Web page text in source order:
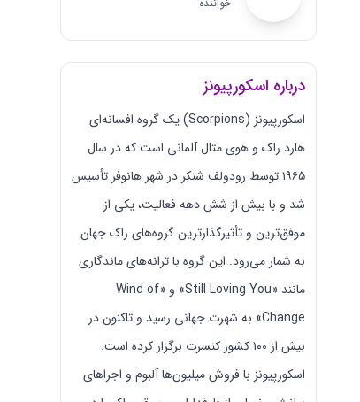
درباره اسکورپیونز
اسکورپیونز (Scorpions) یک گروه افسانه‌ای
هارد راک و هوی متال آلمانی است که در سال
۱۹۶۵ توسط رودولف شنکر در شهر هانوفر تأسیس
شد و با بیش از شش دهه فعالیت، یکی از
موفق‌ترین و تأثیرگذارترین گروه‌های راک جهان
به شمار می‌رود. این گروه با ترانه‌های ماندگاری
مانند «Still Loving You» و «Wind of
Change» به شهرت جهانی رسید و تاکنون در
بیش از ۱۰۰ کشور کنسرت برگزار کرده است.
اسکورپیونز با فروش میلیون‌ها آلبوم و اجراهای